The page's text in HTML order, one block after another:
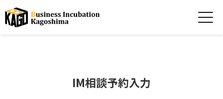
IM相談予約入力